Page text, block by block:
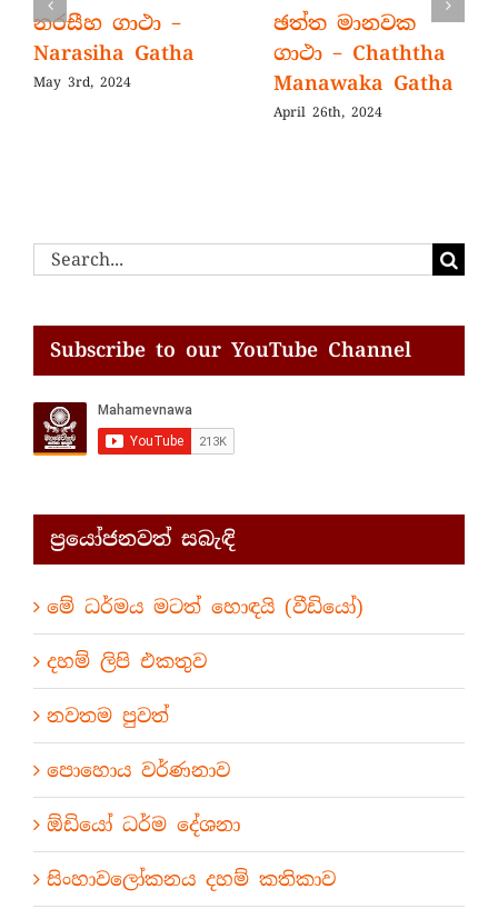
නරසීහ ගාථා –
Narasiha Gatha
May 3rd, 2024
ඡත්ත මානවක
ගාථා – Chaththa
Manawaka Gatha
April 26th, 2024
Search
Subscribe to our YouTube Channel
ප්‍රයෝජනවත් සබැඳි
මේ ධර්මය මටත් හොඳයි (වීඩියෝ)
දහම් ලිපි එකතුව
නවතම පුවත්
පොහොය වර්ණනාව
ඕඩියෝ ධර්ම දේශනා
සිංහාවලෝකනය දහම් කතිකාව